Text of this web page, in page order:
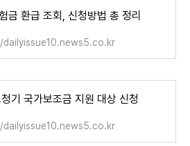
금 환급 조회, 신청방법 총 정리
기 국가보조금 지원 대상 신청